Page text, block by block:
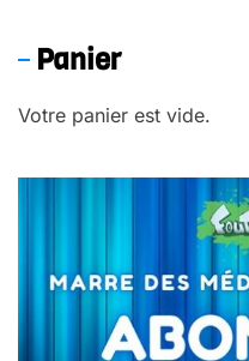
Panier
Votre panier est vide.